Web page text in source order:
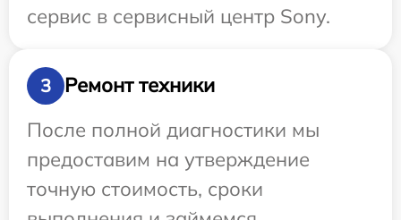
сервис в сервисный центр Sony.
3
Ремонт техники
После полной диагностики мы
предоставим на утверждение
точную стоимость, сроки